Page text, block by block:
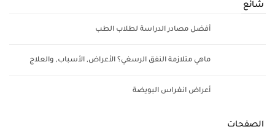
شائع
أفضل مصادر الدراسة لطلاب الطب
ماهي متلازمة النفق الرسغي؟ الأعراض, الأسباب, والعلاج
أعراض انغراس البويضة
الصفحات